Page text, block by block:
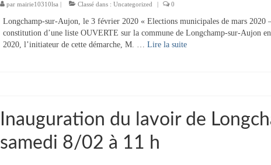
parmairie10310lsa | Classé dans :Uncategorized | 0
Longchamp-sur-Aujon, le 3 février 2020 « Elections municipales de mars 2020
constitution d’une liste OUVERTE sur la commune de Longchamp-sur-Aujon
2020, l’initiateur de cette démarche, M. …Lire la suite­­
Inauguration du lavoir de
samedi 8/02 à 11 h